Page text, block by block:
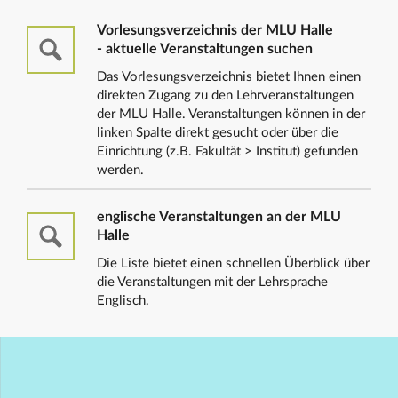
Vorlesungsverzeichnis der MLU Halle
- aktuelle Veranstaltungen suchen
Das Vorlesungsverzeichnis bietet Ihnen einen
direkten Zugang zu den Lehrveranstaltungen
der MLU Halle. Veranstaltungen können in der
linken Spalte direkt gesucht oder über die
Einrichtung (z.B. Fakultät > Institut) gefunden
werden.
englische Veranstaltungen an der MLU
Halle
Die Liste bietet einen schnellen Überblick über
die Veranstaltungen mit der Lehrsprache
Englisch.